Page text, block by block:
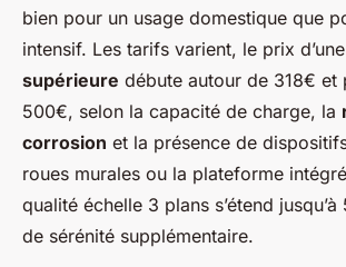
bien pour un usage domestique que
intensif. Les tarifs varient, le prix
supérieure débute autour de 318€ et
500€, selon la capacité de charge, la
corrosion et la présence de
roues murales ou la plateforme
qualité échelle 3 plans s’étend
de sérénité supplémentaire.